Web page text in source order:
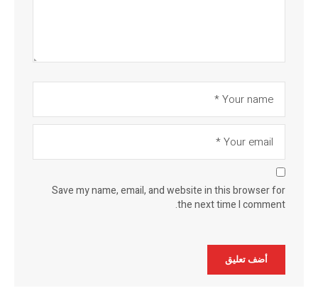
Save my name, email, and website in this browser for
the next time I comment.